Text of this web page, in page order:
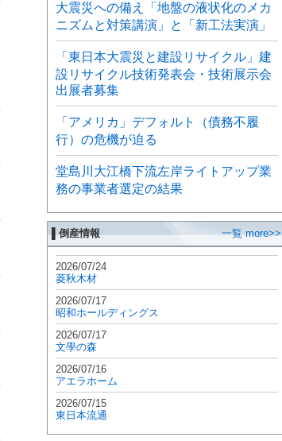
大震災への備え「地盤の液状化のメカ
ニズムと対策講演」と「新工法実演」
「東日本大震災と建設リサイクル」建
設リサイクル技術発表会・技術展示会
出展者募集
「アメリカ」デフォルト（債務不履
行）の危機が迫る
堂島川大江橋下流左岸ライトアップ業
務の事業者選定の結果
▌倒産情報 一覧 more>>
2026/07/24
菱秋木材
2026/07/17
昭和ホールディングス
2026/07/17
文學の森
2026/07/16
アエラホーム
2026/07/15
東日本流通